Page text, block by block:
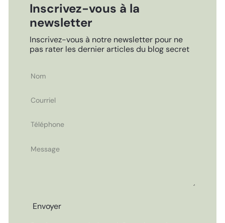
Inscrivez-vous à la
newsletter
Inscrivez-vous à notre newsletter pour ne
pas rater les dernier articles du blog secret
Nom
Courriel
Téléphone
Message
Envoyer